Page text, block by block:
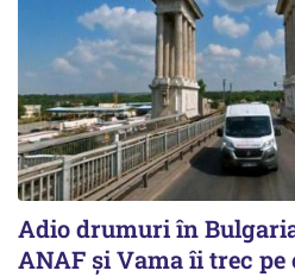
Adio drumuri în
ANAF și Vama îi trec